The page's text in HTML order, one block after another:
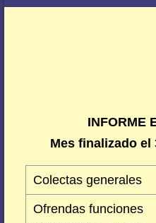
INFORME
Mes finalizado el
Colectas generales
Ofrendas funciones